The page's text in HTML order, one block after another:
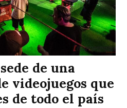
de una
videojuegos que
de todo el país